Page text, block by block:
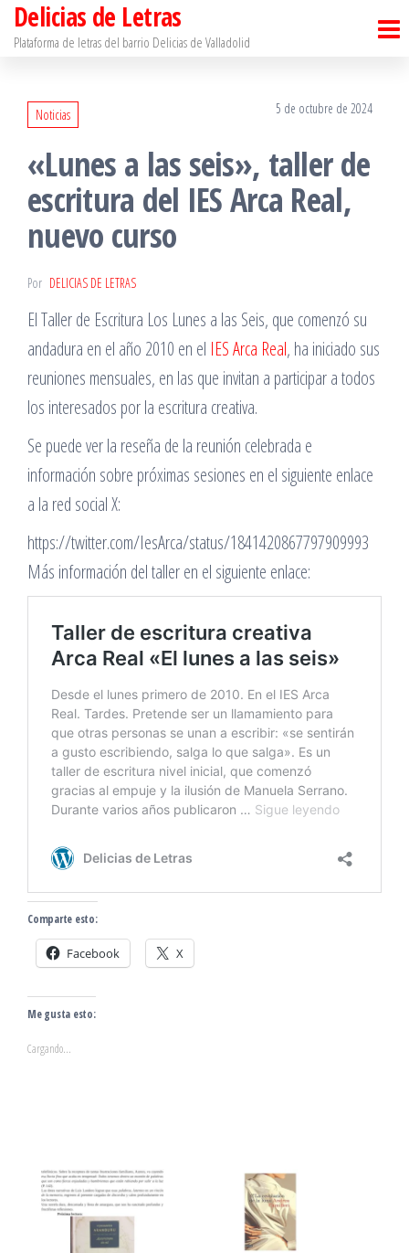
SaltarDelicias de Letras
Plataforma de letras del barrio Delicias de Valladolid
Noticias 5 de octubre de 2024
«Lunes a las seis», taller de
escritura del IES Arca Real,
nuevo curso
Por DELICIAS DE LETRAS
El Taller de Escritura Los Lunes a las Seis, que comenzó su
andadura en el año 2010 en el IES Arca Real, ha iniciado sus
reuniones mensuales, en las que invitan a participar a todos
los interesados por la escritura creativa.
Se puede ver la reseña de la reunión celebrada e
información sobre próximas sesiones en el siguiente enlace
a la red social X:
https://twitter.com/IesArca/status/1841420867797909993
Más información del taller en el siguiente enlace:
Comparte esto:
Facebook X
Me gusta esto:
Cargando...